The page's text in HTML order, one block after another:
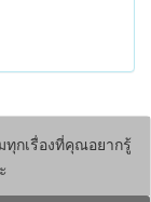
กเรื่องที่คุณอยากรู้